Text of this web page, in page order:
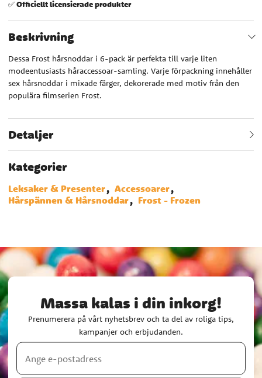
✅Officiellt licensierade produkter
Beskrivning
Dessa Frost hårsnoddar i 6-pack är perfekta till varje liten
modeentusiasts håraccessoar-samling. Varje förpackning innehåller
sex hårsnoddar i mixade färger, dekorerade med motiv från den
populära filmserien Frost.
Detaljer
Kategorier
Leksaker & Presenter
Accessoarer
Hårspännen & Hårsnoddar
Frost - Frozen
Massa kalas i din inkorg!
Prenumerera på vårt nyhetsbrev och ta del av roliga tips,
kampanjer och erbjudanden.